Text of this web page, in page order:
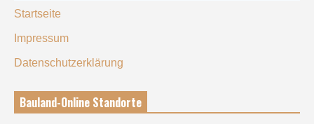
Startseite
Impressum
Datenschutzerklärung
Bauland-Online Standorte